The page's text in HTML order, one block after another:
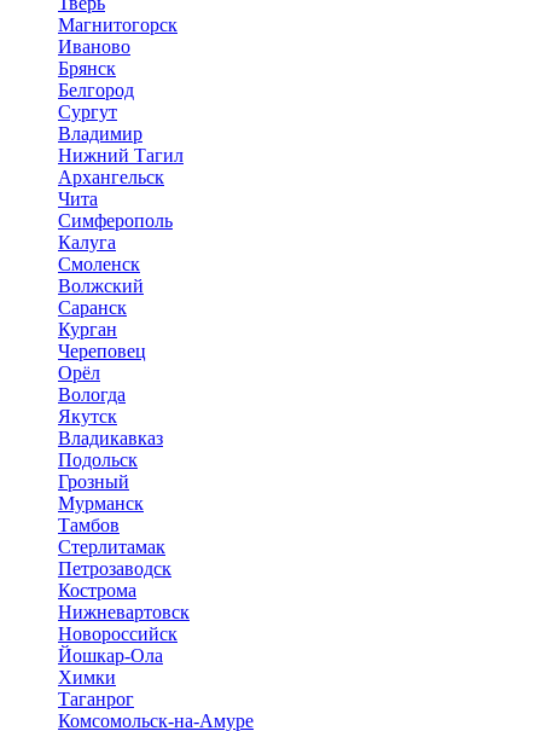
Магнитогорск
Иваново
Брянск
Белгород
Сургут
Владимир
Нижний Тагил
Архангельск
Чита
Симферополь
Калуга
Смоленск
Волжский
Саранск
Курган
Череповец
Орёл
Вологда
Якутск
Владикавказ
Подольск
Грозный
Мурманск
Тамбов
Стерлитамак
Петрозаводск
Кострома
Нижневартовск
Новороссийск
Йошкар-Ола
Химки
Таганрог
Комсомольск-на-Амуре